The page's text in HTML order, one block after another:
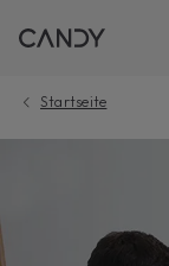
Startseite